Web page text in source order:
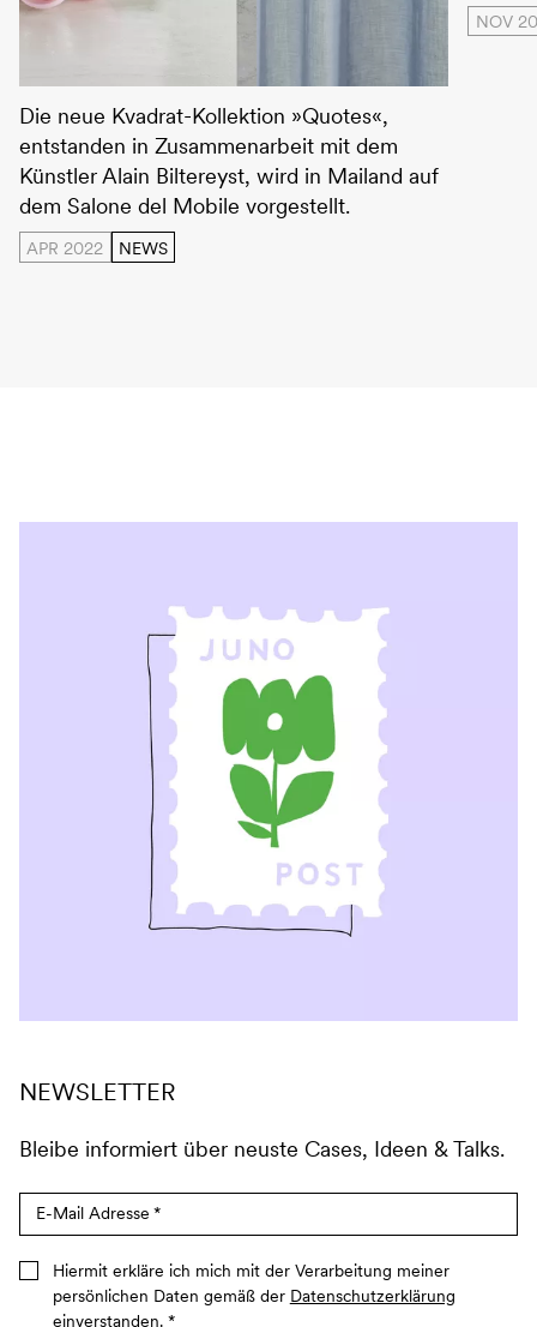
Die neue Kvadrat-Kollektion »Quotes«,
entstanden in Zusammenarbeit mit dem
Künstler Alain Biltereyst, wird in Mailand auf
dem Salone del Mobile vorgestellt.
APR 2022 NEWS
NOV
NEWSLETTER
Bleibe informiert über neuste Cases, Ideen & Talks.
E-Mail Adresse *
Hiermit erkläre ich mich mit der Verarbeitung meiner
persönlichen Daten gemäß der Datenschutzerklärung
einverstanden. *